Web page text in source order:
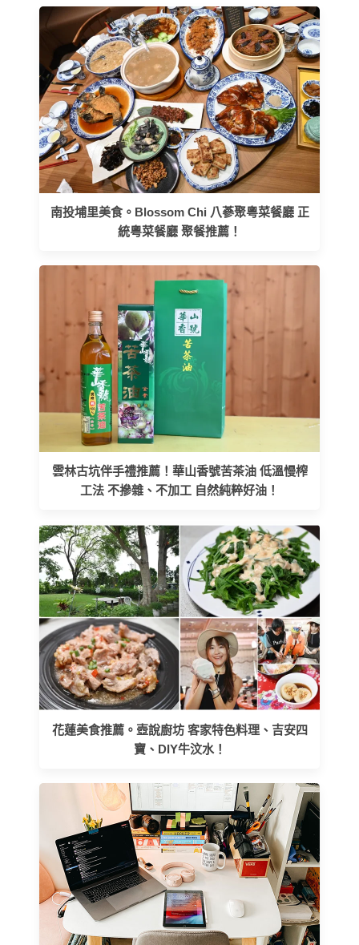
南投埔里美食。Blossom Chi 八蔘聚粵菜餐廳 正
統粵菜餐廳 聚餐推薦！
雲林古坑伴手禮推薦！華山香號苦茶油 低溫慢榨
工法 不摻雜、不加工 自然純粹好油！
花蓮美食推薦。壺說廚坊 客家特色料理、吉安四
寶、DIY牛汶水！